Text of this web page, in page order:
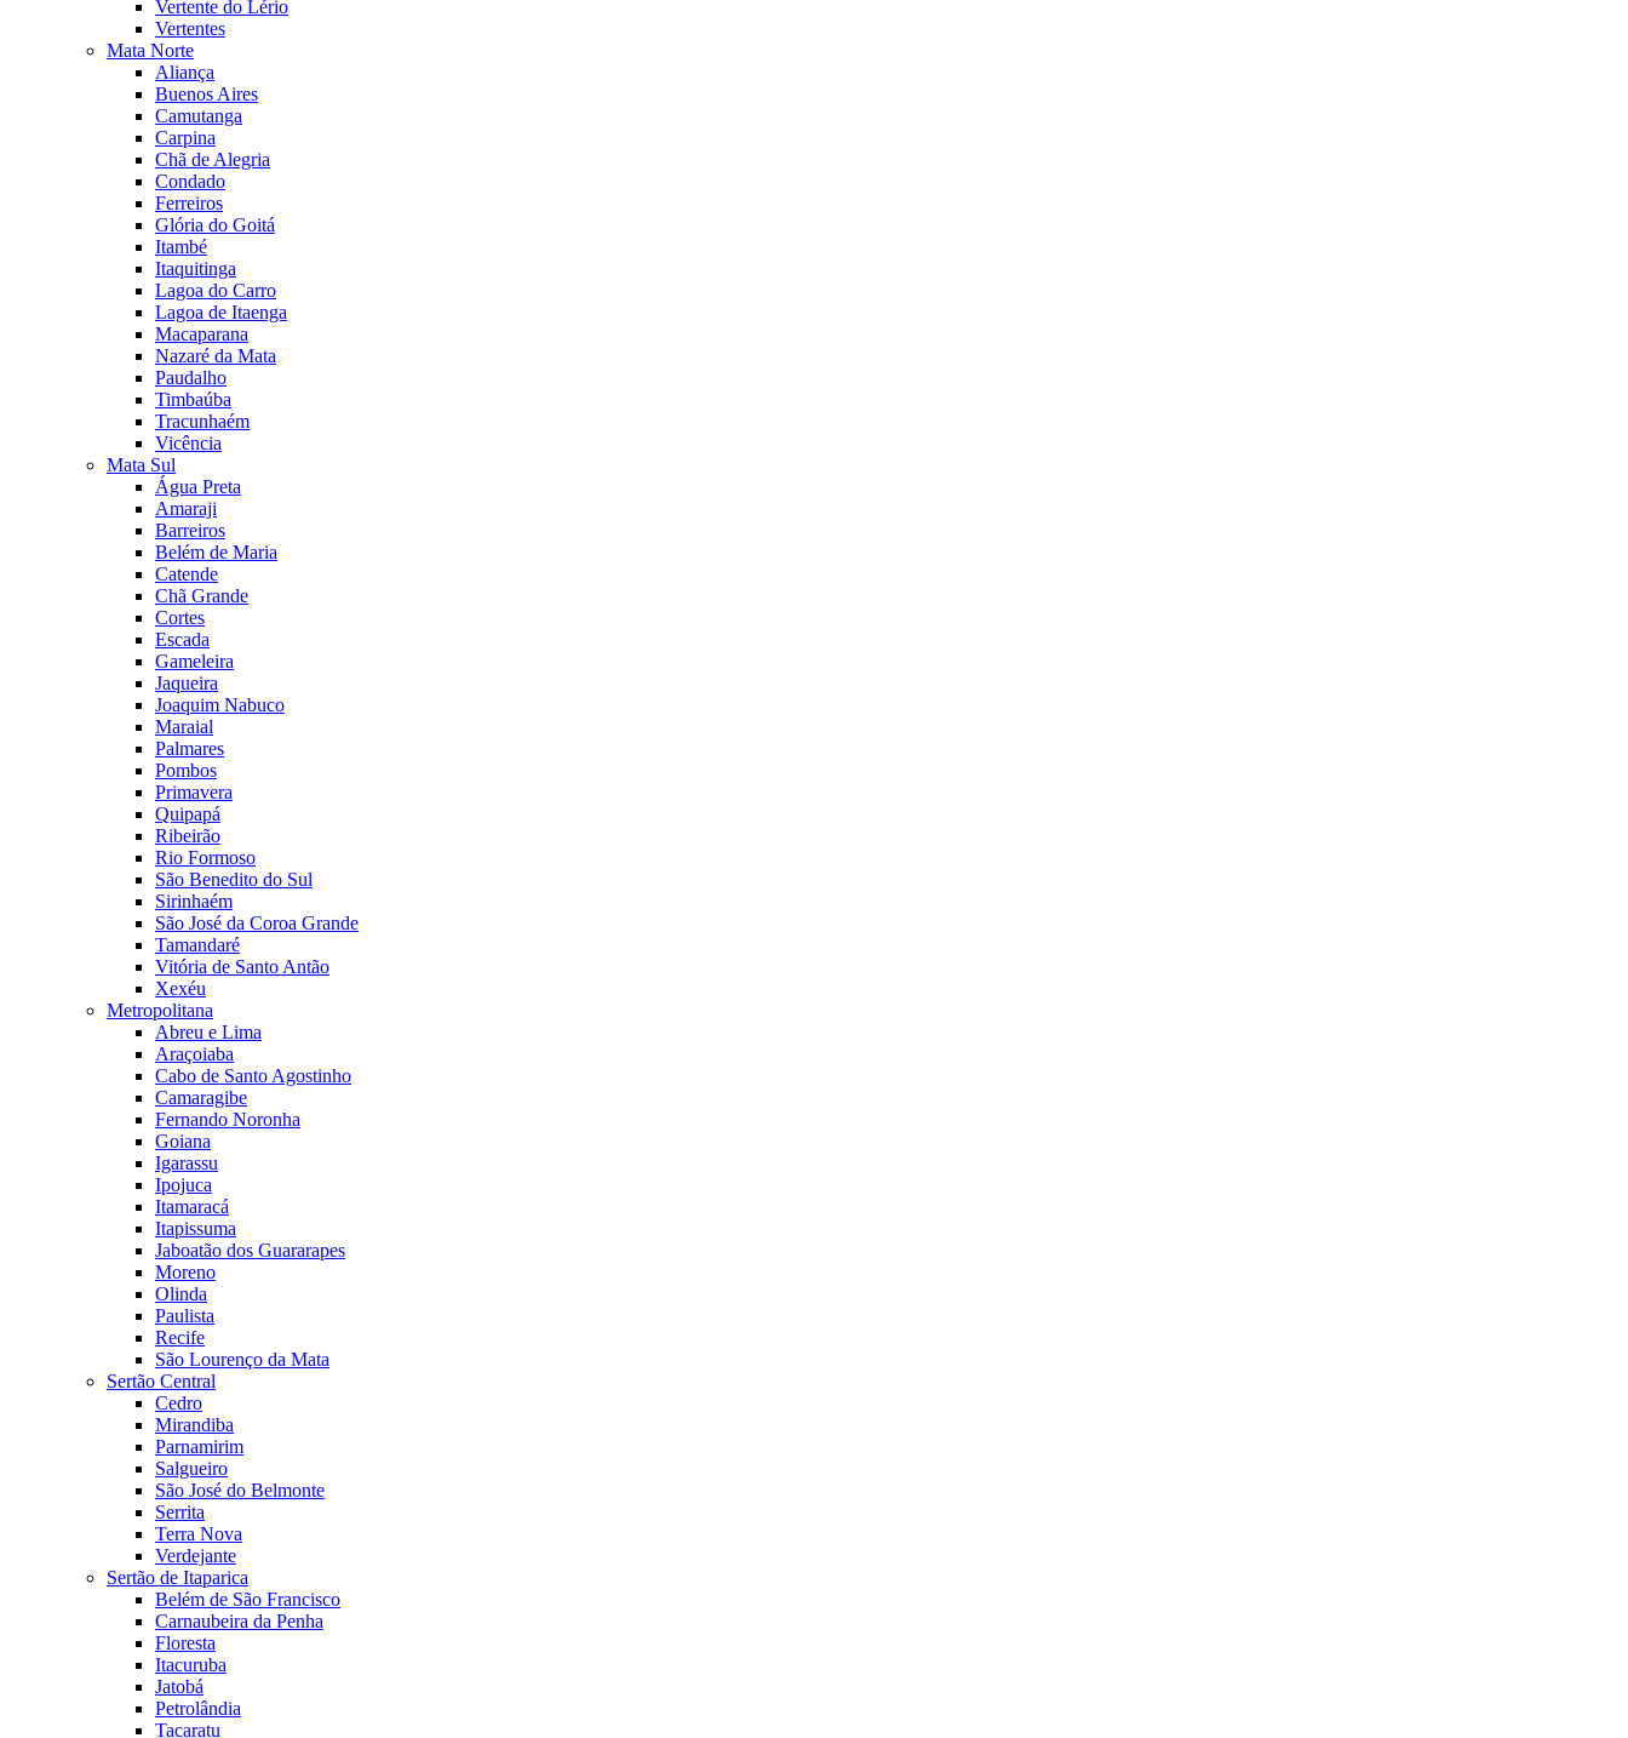
Vertente do Lério
Vertentes
Mata Norte
Aliança
Buenos Aires
Camutanga
Carpina
Chã de Alegria
Condado
Ferreiros
Glória do Goitá
Itambé
Itaquitinga
Lagoa do Carro
Lagoa de Itaenga
Macaparana
Nazaré da Mata
Paudalho
Timbaúba
Tracunhaém
Vicência
Mata Sul
Água Preta
Amaraji
Barreiros
Belém de Maria
Catende
Chã Grande
Cortes
Escada
Gameleira
Jaqueira
Joaquim Nabuco
Maraial
Palmares
Pombos
Primavera
Quipapá
Ribeirão
Rio Formoso
São Benedito do Sul
Sirinhaém
São José da Coroa Grande
Tamandaré
Vitória de Santo Antão
Xexéu
Metropolitana
Abreu e Lima
Araçoiaba
Cabo de Santo Agostinho
Camaragibe
Fernando Noronha
Goiana
Igarassu
Ipojuca
Itamaracá
Itapissuma
Jaboatão dos Guararapes
Moreno
Olinda
Paulista
Recife
São Lourenço da Mata
Sertão Central
Cedro
Mirandiba
Parnamirim
Salgueiro
São José do Belmonte
Serrita
Terra Nova
Verdejante
Sertão de Itaparica
Belém de São Francisco
Carnaubeira da Penha
Floresta
Itacuruba
Jatobá
Petrolândia
Tacaratu